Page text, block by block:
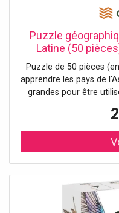
Puzzle
Latine (50
Puzzle de 50 pièces
apprendre les pays de
grandes pour être
sont découpées à
présentation permet
aptitudes cognitives
perception,...).
problèmes. Ce puzzle
de matériaux recyclés.